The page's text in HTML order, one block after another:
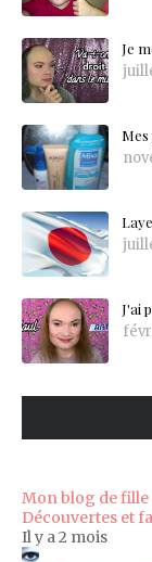
Je
J'ai
Mon blog de fille
Découvertes et
Il y a 2 mois